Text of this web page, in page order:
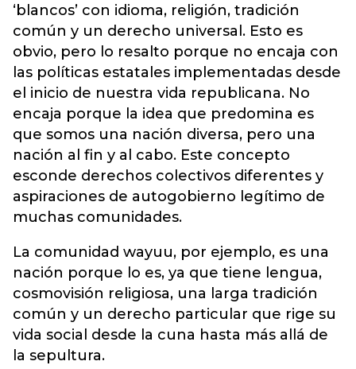
‘blancos’ con idioma, religión, tradición
común y un derecho universal. Esto es
obvio, pero lo resalto porque no encaja con
las políticas estatales implementadas desde
el inicio de nuestra vida republicana. No
encaja porque la idea que predomina es
que somos una nación diversa, pero una
nación al fin y al cabo. Este concepto
esconde derechos colectivos diferentes y
aspiraciones de autogobierno legítimo de
muchas comunidades.
La comunidad wayuu, por ejemplo, es una
nación porque lo es, ya que tiene lengua,
cosmovisión religiosa, una larga tradición
común y un derecho particular que rige su
vida social desde la cuna hasta más allá de
la sepultura.